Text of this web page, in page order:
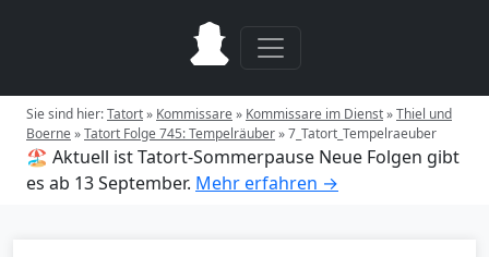
Sie sind hier:Tatort» Kommissare» Kommissare im Dienst»Thiel und
Boerne»Tatort Folge 745: Tempelräuber»7_Tatort_Tempelraeuber
🏖️ Aktuell ist Tatort-Sommerpause Neue Folgen gibt
es ab 13 September. Mehr erfahren →